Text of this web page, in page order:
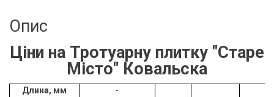
Опис
Ціни на Тротуарну плитку "Старе
Місто" Ковальска
Длина, мм -